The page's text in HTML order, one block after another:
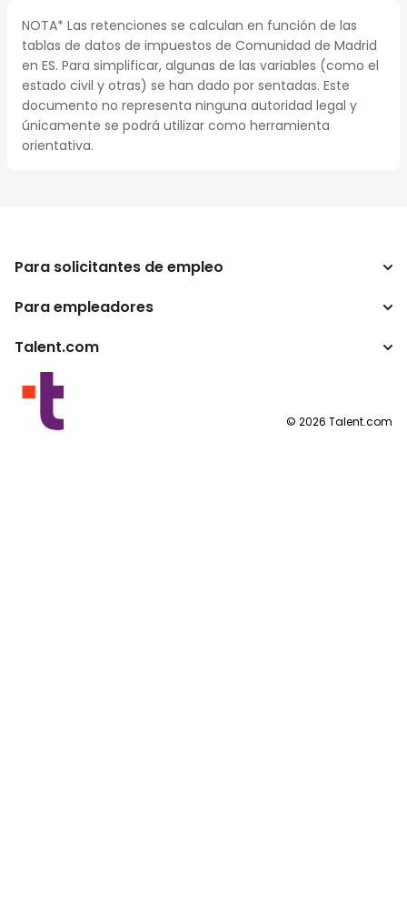
NOTA* Las retenciones se calculan en función de las
tablas de datos de impuestos de Comunidad de Madrid
en ES. Para simplificar, algunas de las variables (como el
estado civil y otras) se han dado por sentadas. Este
documento no representa ninguna autoridad legal y
únicamente se podrá utilizar como herramienta
orientativa.
Para solicitantes de empleo
Buscador de trabajo
Conversor de salario
Para empleadores
Empresa
Programas para publishers
Talent.com
Otros países
Condiciones de uso
© 2026 Talent.com